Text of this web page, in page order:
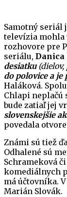
Samotný seriál
televízia mohla
rozhovore pre
seriálu,
desiatku
do polovice a je
Haláková.
Chlapi neplačú
bude zatiaľ jej
slovenskejšie
povedala
Známi sú tiež
Odhalené sú
Schrameková
komediálnych
má účtovníka.
Marián Slovák.